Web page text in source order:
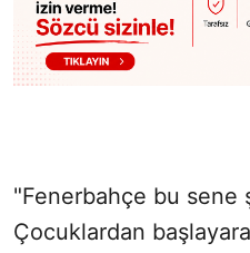
"Fenerbahçe bu sene
Çocuklardan